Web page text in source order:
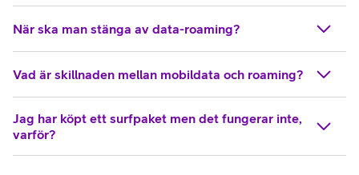
När ska man stänga av data-roaming?
Vad är skillnaden mellan mobildata och roaming?
Jag har köpt ett surfpaket men det fungerar inte,
varför?